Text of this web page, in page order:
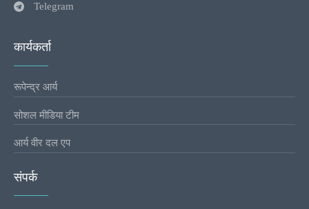
Telegram
कार्यकर्ता
रूपेन्द्र आर्य
सोशल मीडिया टीम
आर्य वीर दल एप
संपर्क